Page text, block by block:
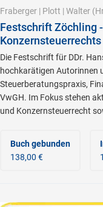
Fraberger | Plott | Walter
Festschrift Zöchling
Konzernsteuerrechts
Die Festschrift für DDr.
hochkarätigen Autorinnen
Steuerberatungspraxis,
VwGH. Im Fokus stehen
und Konzernsteuerrecht
Buch gebunden
138,00 €